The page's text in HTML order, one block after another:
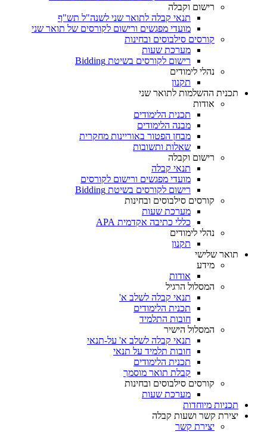
רישום וקבלה
תנאי קבלה לתואר שני לשנה"ל תש"ף
מועדי מפגשים ורישום לקורסים של תואר שני
קורסים סילבוסים ובחינות
מערכת שעות
רישום לקורסים בשיטת Bidding
נהלי לימודים
תקנון
תכנית ההשלמות לתואר שני
אודות
תכנית הלימודים
מבנה הלימודים
מבחן הפטור באוריינות מחקרית
שאלות ותשובות
רישום וקבלה
תנאי קבלה
מועדי מפגשים ורישום לקורסים
רישום לקורסים בשיטת Bidding
קורסים סילבוסים ובחינות
מערכת שעות
כללי כתיבה אקדמית APA
נהלי לימודים
תקנון
תואר שלישי
מידע
אודות
המסלול הרגיל
תנאי קבלה לשלב א'
תכנית הלימודים
חובות התלמיד
המסלול הישיר
תנאי קבלה לשלב א' על-תנאי
חובות תלמיד על תנאי
תכנית הלימודים
קבלת תואר מוסמך
קורסים סילבוסים ובחינות
מערכת שעות
תכניות מיוחדות
יצירת קשר ושעות קבלה
יצירת קשר